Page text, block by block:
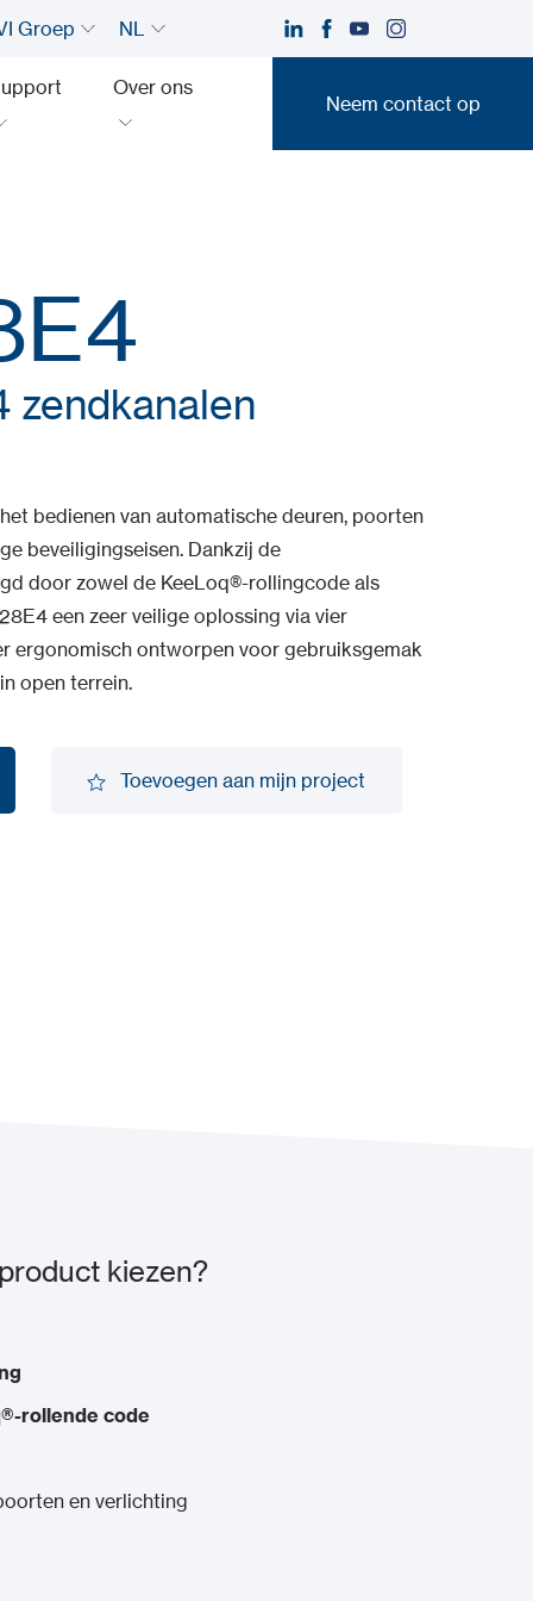
Groep NL
Over ons
Neem contact op
zendkanalen
bedienen van automatische deuren, poorten
beveiligingseisen. Dankzij de
door zowel de KeeLoq®-rollingcode als
een zeer veilige oplossing via vier
ergonomisch ontworpen voor gebruiksgemak
open terrein.
Toevoegen aan mijn project
kiezen?
rollende code
en verlichting